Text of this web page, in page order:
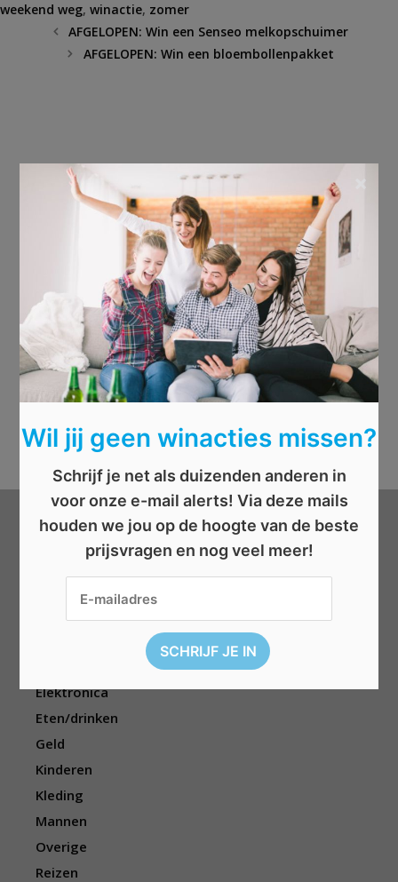
weekend weg, winactie, zomer
AFGELOPEN: Win een Senseo melkopschuimer
AFGELOPEN: Win een bloembollenpakket
Categorieën
Elektronica
Eten/drinken
Geld
Kinderen
Kleding
Mannen
Overige
Reizen
Wil jij geen winacties missen?
Schrijf je net als duizenden anderen in
voor onze e-mail alerts! Via deze mails
houden we jou op de hoogte van de beste
prijsvragen en nog veel meer!